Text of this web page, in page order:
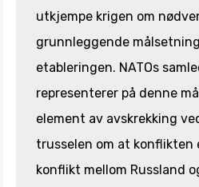
utkjempe krigen om
grunnleggende
etableringen. NATOs
representerer på denne
element av avskrekking
trusselen om at konflikten
konflikt mellom Russland